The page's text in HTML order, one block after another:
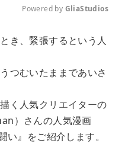
u
e
Powered by GliaStudios
き、緊張するという人
つむいたままであいさ
く人気クリエイターの
）さんの人気漫画
い』をご紹介します。